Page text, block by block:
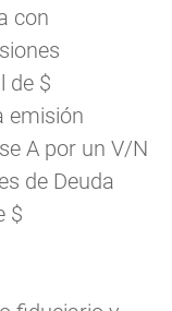
con
de $
emisión
A por un V/N
de Deuda
$